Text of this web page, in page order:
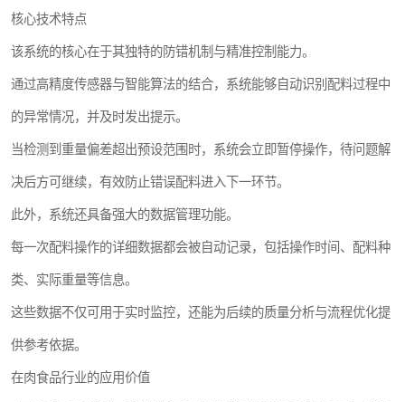
核心技术特点
该系统的核心在于其独特的防错机制与精准控制能力。
通过高精度传感器与智能算法的结合，系统能够自动识别配料过程中
的异常情况，并及时发出提示。
当检测到重量偏差超出预设范围时，系统会立即暂停操作，待问题解
决后方可继续，有效防止错误配料进入下一环节。
此外，系统还具备强大的数据管理功能。
每一次配料操作的详细数据都会被自动记录，包括操作时间、配料种
类、实际重量等信息。
这些数据不仅可用于实时监控，还能为后续的质量分析与流程优化提
供参考依据。
在肉食品行业的应用价值